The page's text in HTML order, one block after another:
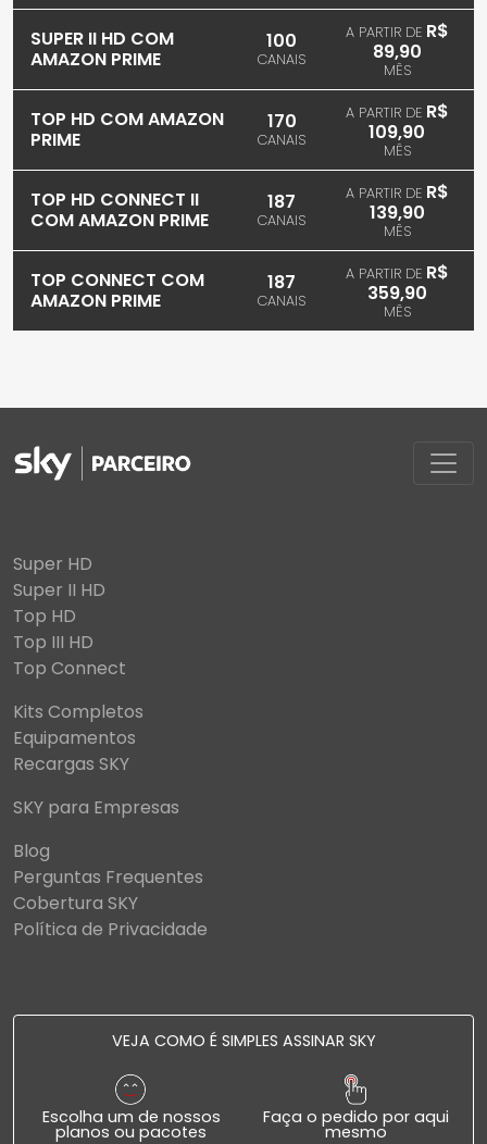
SUPER II HD COM
AMAZON PRIME
100
CANAIS
A PARTIR DE R$
89,90
MÊS
TOP HD COM AMAZON
PRIME
170
CANAIS
A PARTIR DE R$
109,90
MÊS
TOP HD CONNECT II
COM AMAZON PRIME
187
CANAIS
A PARTIR DE R$
139,90
MÊS
TOP CONNECT COM
AMAZON PRIME
187
CANAIS
A PARTIR DE R$
359,90
MÊS
Super HD
Super II HD
Top HD
Top III HD
Top Connect
Kits Completos
Equipamentos
Recargas SKY
SKY para Empresas
Blog
Perguntas Frequentes
Cobertura SKY
Política de Privacidade
VEJA COMO É SIMPLES ASSINAR SKY
Escolha um de nossos
planos ou pacotes
Faça o pedido por aqui
mesmo